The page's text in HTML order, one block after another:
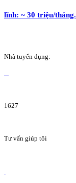
lĩnh: ~ 30 triệu/tháng.
Nhà tuyển dụng:
1627
Tư vấn giúp tôi